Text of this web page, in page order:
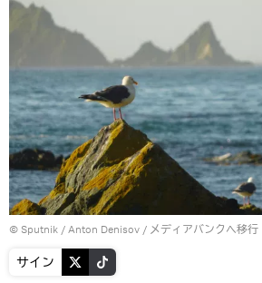
© Sputnik / Anton Denisov / メディアバンクへ移行
サイン